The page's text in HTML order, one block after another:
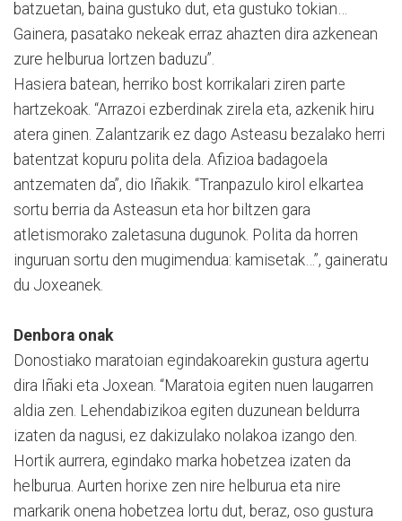
batzuetan, baina gustuko dut, eta gustuko tokian…
Gainera, pasatako nekeak erraz ahazten dira azkenean
zure helburua lortzen baduzu”.
Hasiera batean, herriko bost korrikalari ziren parte
hartzekoak. “Arrazoi ezberdinak zirela eta, azkenik hiru
atera ginen. Zalantzarik ez dago Asteasu bezalako herri
batentzat kopuru polita dela. Afizioa badagoela
antzematen da”, dio Iñakik. “Tranpazulo kirol elkartea
sortu berria da Asteasun eta hor biltzen gara
atletismorako zaletasuna dugunok. Polita da horren
inguruan sortu den mugimendua: kamisetak…”, gaineratu
du Joxeanek.
Denbora onak
Donostiako maratoian egindakoarekin gustura agertu
dira Iñaki eta Joxean. “Maratoia egiten nuen laugarren
aldia zen. Lehendabizikoa egiten duzunean beldurra
izaten da nagusi, ez dakizulako nolakoa izango den.
Hortik aurrera, egindako marka hobetzea izaten da
helburua. Aurten horixe zen nire helburua eta nire
markarik onena hobetzea lortu dut, beraz, oso gustura